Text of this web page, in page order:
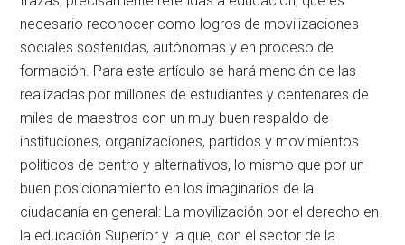
necesario reconocer como logros de movilizaciones
sociales sostenidas, autónomas y en proceso de
formación. Para este artículo se hará mención de las
realizadas por millones de estudiantes y centenares de
miles de maestros con un muy buen respaldo de
instituciones, organizaciones, partidos y movimientos
políticos de centro y alternativos, lo mismo que por un
buen posicionamiento en los imaginarios de la
ciudadanía en general: La movilización por el derecho en
la educación Superior y la que, con el sector de la